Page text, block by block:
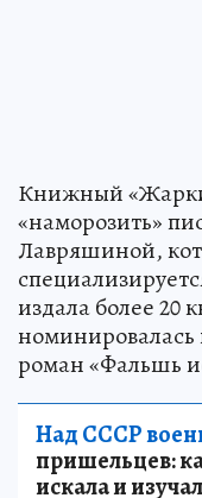
Книжный
«наморозить»
Лавряшиной,
издала более 20
роман «Фальшь
Над СССР
пришельцев:
искала и